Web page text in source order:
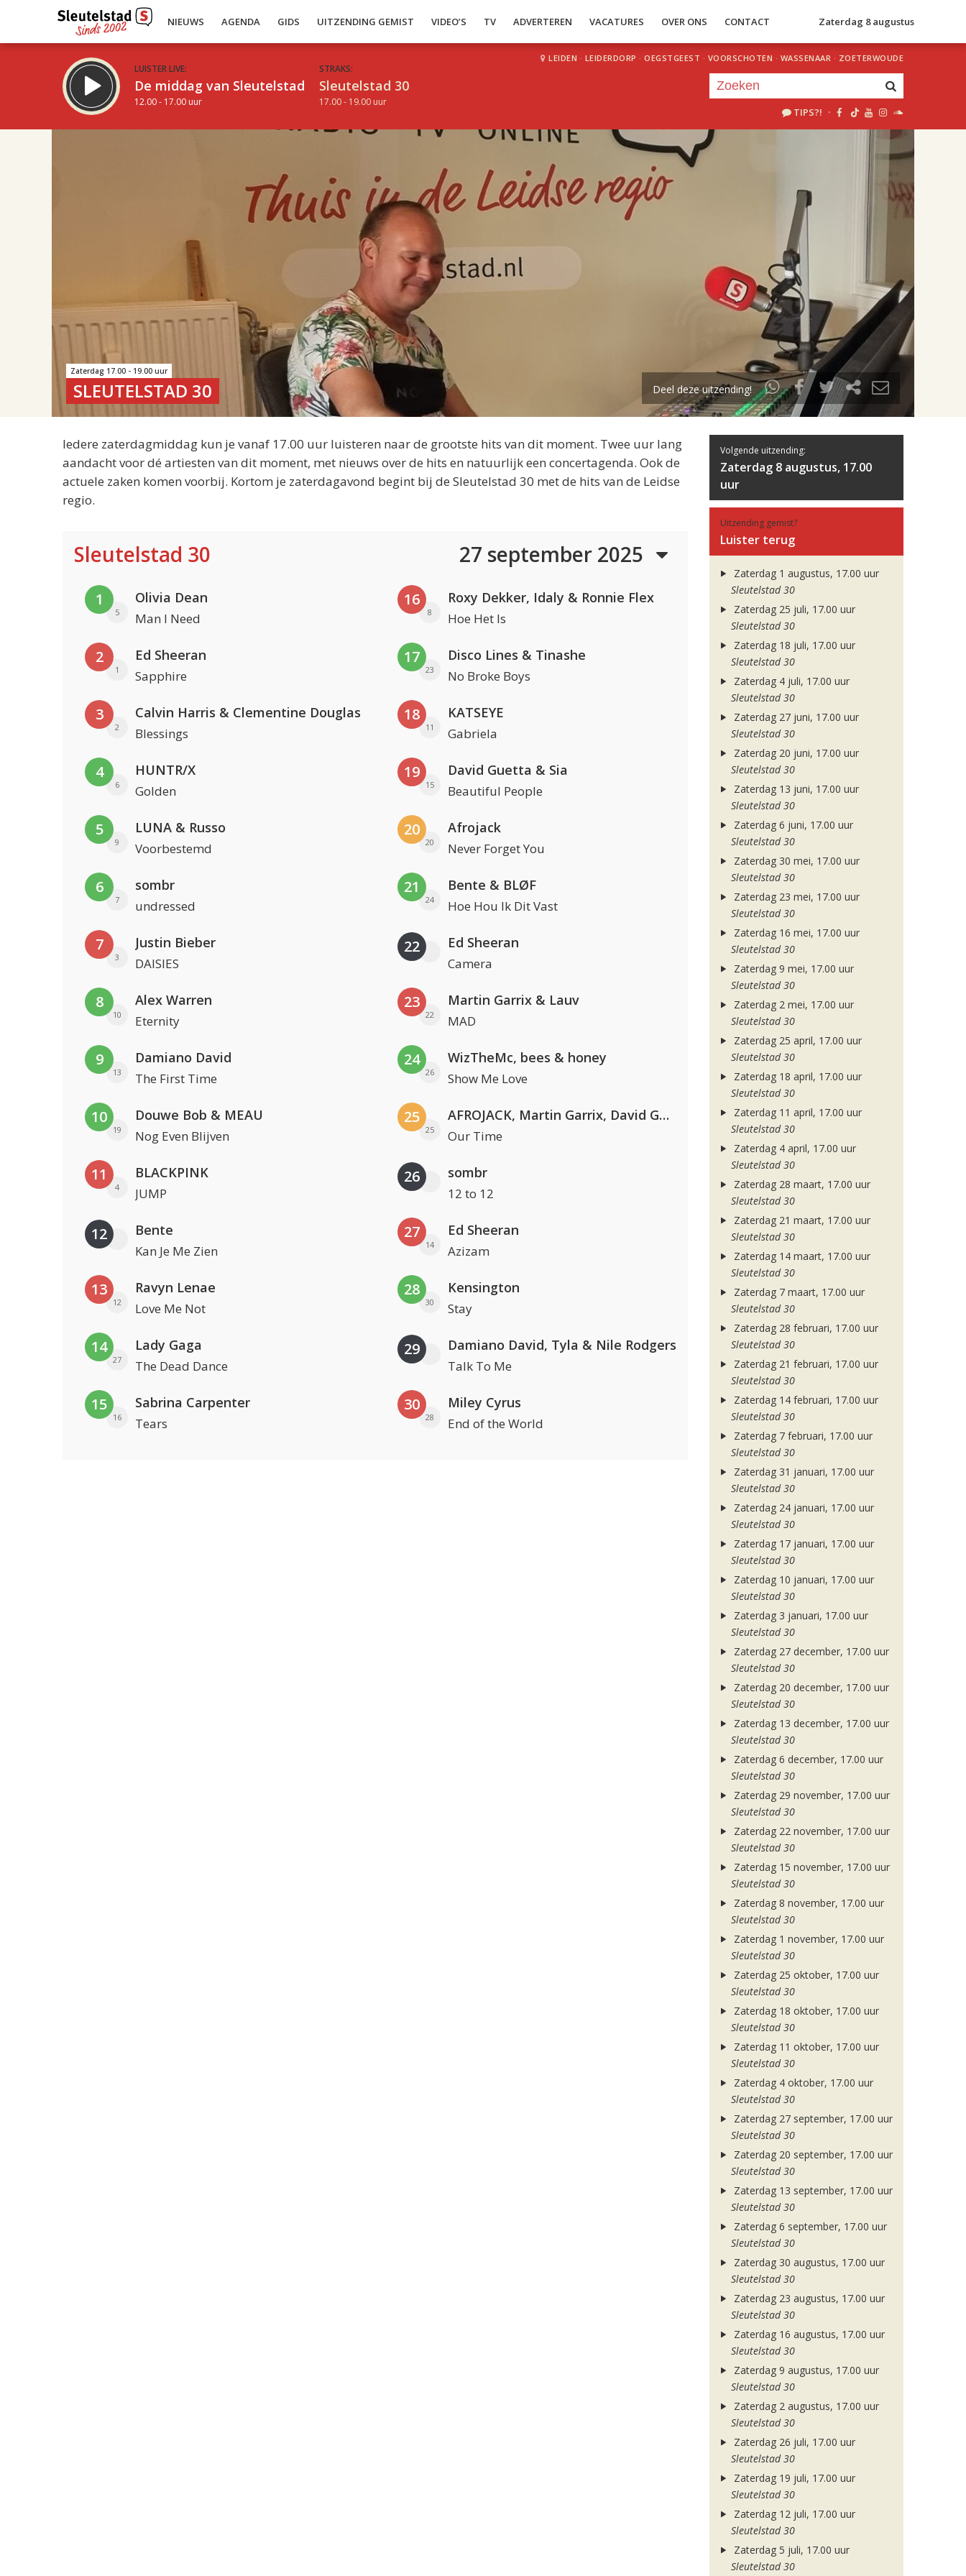
NIEUWS AGENDA GIDS UITZENDING GEMIST VIDEO’S TV ADVERTEREN VACATURES OVER ONS CONTACT Zaterdag 8 augustus
LUISTER LIVE:
De middag van Sleutelstad
12.00 - 17.00 uur
STRAKS:
Sleutelstad 30
17.00 - 19.00 uur
LEIDEN · LEIDERDORP · OEGSTGEEST · VOORSCHOTEN · WASSENAAR · ZOETERWOUDE
TIPS?! ·
uur 1 van 2
Volgend uur
Zaterdag 17.00 - 19.00 uur
SLEUTELSTAD 30 Deel deze uitzending!
Iedere zaterdagmiddag kun je vanaf 17.00 uur luisteren naar de grootste hits van dit moment. Twee uur lang
aandacht voor dé artiesten van dit moment, met nieuws over de hits en natuurlijk een concertagenda. Ook de
actuele zaken komen voorbij. Kortom je zaterdagavond begint bij de Sleutelstad 30 met de hits van de Leidse
regio.
Sleutelstad 30 27 september 2025
1
5
Olivia Dean
Man I Need
2
1
Ed Sheeran
Sapphire
3
2
Calvin Harris & Clementine Douglas
Blessings
4
6
HUNTR/X
Golden
5
9
LUNA & Russo
Voorbestemd
6
7
sombr
undressed
7
3
Justin Bieber
DAISIES
8
10
Alex Warren
Eternity
9
13
Damiano David
The First Time
10
19
Douwe Bob & MEAU
Nog Even Blijven
11
4
BLACKPINK
JUMP
12 Bente
Kan Je Me Zien
13
12
Ravyn Lenae
Love Me Not
14
27
Lady Gaga
The Dead Dance
15
16
Sabrina Carpenter
Tears
16
8
Roxy Dekker, Idaly & Ronnie Flex
Hoe Het Is
17
23
Disco Lines & Tinashe
No Broke Boys
18
11
KATSEYE
Gabriela
19
15
David Guetta & Sia
Beautiful People
20
20
Afrojack
Never Forget You
21
24
Bente & BLØF
Hoe Hou Ik Dit Vast
22 Ed Sheeran
Camera
23
22
Martin Garrix & Lauv
MAD
24
26
WizTheMc, bees & honey
Show Me Love
25
25
AFROJACK, Martin Garrix, David Guetta & Amél
Our Time
26 sombr
12 to 12
27
14
Ed Sheeran
Azizam
28
30
Kensington
Stay
29 Damiano David, Tyla & Nile Rodgers
Talk To Me
30
28
Miley Cyrus
End of the World
Volgende uitzending:
Zaterdag 8 augustus, 17.00
uur
Uitzending gemist?
Luister terug
Zaterdag 1 augustus, 17.00 uur
Sleutelstad 30
Zaterdag 25 juli, 17.00 uur
Sleutelstad 30
Zaterdag 18 juli, 17.00 uur
Sleutelstad 30
Zaterdag 4 juli, 17.00 uur
Sleutelstad 30
Zaterdag 27 juni, 17.00 uur
Sleutelstad 30
Zaterdag 20 juni, 17.00 uur
Sleutelstad 30
Zaterdag 13 juni, 17.00 uur
Sleutelstad 30
Zaterdag 6 juni, 17.00 uur
Sleutelstad 30
Zaterdag 30 mei, 17.00 uur
Sleutelstad 30
Zaterdag 23 mei, 17.00 uur
Sleutelstad 30
Zaterdag 16 mei, 17.00 uur
Sleutelstad 30
Zaterdag 9 mei, 17.00 uur
Sleutelstad 30
Zaterdag 2 mei, 17.00 uur
Sleutelstad 30
Zaterdag 25 april, 17.00 uur
Sleutelstad 30
Zaterdag 18 april, 17.00 uur
Sleutelstad 30
Zaterdag 11 april, 17.00 uur
Sleutelstad 30
Zaterdag 4 april, 17.00 uur
Sleutelstad 30
Zaterdag 28 maart, 17.00 uur
Sleutelstad 30
Zaterdag 21 maart, 17.00 uur
Sleutelstad 30
Zaterdag 14 maart, 17.00 uur
Sleutelstad 30
Zaterdag 7 maart, 17.00 uur
Sleutelstad 30
Zaterdag 28 februari, 17.00 uur
Sleutelstad 30
Zaterdag 21 februari, 17.00 uur
Sleutelstad 30
Zaterdag 14 februari, 17.00 uur
Sleutelstad 30
Zaterdag 7 februari, 17.00 uur
Sleutelstad 30
Zaterdag 31 januari, 17.00 uur
Sleutelstad 30
Zaterdag 24 januari, 17.00 uur
Sleutelstad 30
Zaterdag 17 januari, 17.00 uur
Sleutelstad 30
Zaterdag 10 januari, 17.00 uur
Sleutelstad 30
Zaterdag 3 januari, 17.00 uur
Sleutelstad 30
Zaterdag 27 december, 17.00 uur
Sleutelstad 30
Zaterdag 20 december, 17.00 uur
Sleutelstad 30
Zaterdag 13 december, 17.00 uur
Sleutelstad 30
Zaterdag 6 december, 17.00 uur
Sleutelstad 30
Zaterdag 29 november, 17.00 uur
Sleutelstad 30
Zaterdag 22 november, 17.00 uur
Sleutelstad 30
Zaterdag 15 november, 17.00 uur
Sleutelstad 30
Zaterdag 8 november, 17.00 uur
Sleutelstad 30
Zaterdag 1 november, 17.00 uur
Sleutelstad 30
Zaterdag 25 oktober, 17.00 uur
Sleutelstad 30
Zaterdag 18 oktober, 17.00 uur
Sleutelstad 30
Zaterdag 11 oktober, 17.00 uur
Sleutelstad 30
Zaterdag 4 oktober, 17.00 uur
Sleutelstad 30
Zaterdag 27 september, 17.00 uur
Sleutelstad 30
Zaterdag 20 september, 17.00 uur
Sleutelstad 30
Zaterdag 13 september, 17.00 uur
Sleutelstad 30
Zaterdag 6 september, 17.00 uur
Sleutelstad 30
Zaterdag 30 augustus, 17.00 uur
Sleutelstad 30
Zaterdag 23 augustus, 17.00 uur
Sleutelstad 30
Zaterdag 16 augustus, 17.00 uur
Sleutelstad 30
Zaterdag 9 augustus, 17.00 uur
Sleutelstad 30
Zaterdag 2 augustus, 17.00 uur
Sleutelstad 30
Zaterdag 26 juli, 17.00 uur
Sleutelstad 30
Zaterdag 19 juli, 17.00 uur
Sleutelstad 30
Zaterdag 12 juli, 17.00 uur
Sleutelstad 30
Zaterdag 5 juli, 17.00 uur
Sleutelstad 30